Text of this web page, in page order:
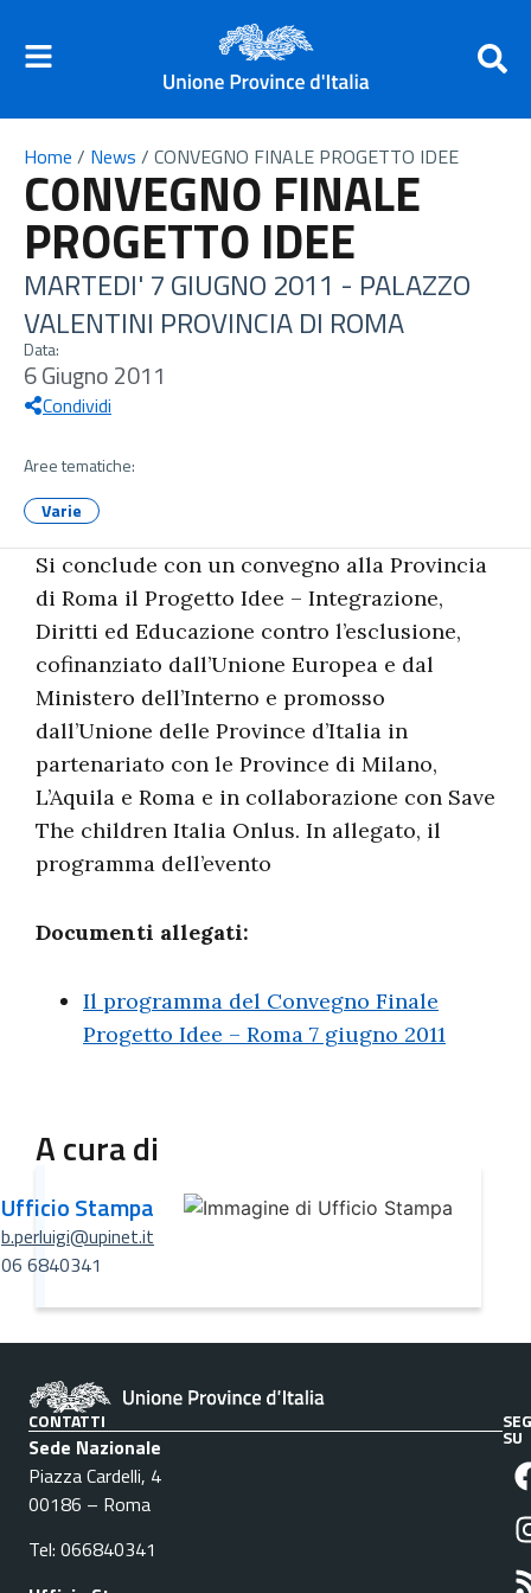
Home / News / CONVEGNO FINALE PROGETTO IDEE
CONVEGNO FINALE
PROGETTO IDEE
MARTEDI' 7 GIUGNO 2011 - PALAZZO
VALENTINI PROVINCIA DI ROMA
Data:
6 Giugno 2011
Condividi
Aree tematiche:
Varie
Si conclude con un convegno alla Provincia
di Roma il Progetto Idee – Integrazione,
Diritti ed Educazione contro l’esclusione,
cofinanziato dall’Unione Europea e dal
Ministero dell’Interno e promosso
dall’Unione delle Province d’Italia in
partenariato con le Province di Milano,
L’Aquila e Roma e in collaborazione con Save
The children Italia Onlus. In allegato, il
programma dell’evento
Documenti allegati:
Il programma del Convegno Finale
Progetto Idee – Roma 7 giugno 2011
A cura di
Ufficio Stampa
b.perluigi@upinet.it
06 6840341
CONTATTI
Sede Nazionale
Piazza Cardelli, 4
00186 – Roma
Tel: 066840341
SU